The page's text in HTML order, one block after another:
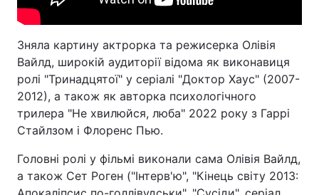
Зняла картину актрорка та режисерка Олівія
Вайлд, широкій аудиторії відома як виконавиця
ролі "Тринадцятої" у серіалі "Доктор Хаус" (2007-
2012), а також як авторка психологічного
трилера "Не хвилюйся, люба" 2022 року з Гаррі
Стайлзом і Флоренс Пью.
Головні ролі у фільмі виконали сама Олівія Вайлд,
а також Сет Роген ("Інтерв'ю", "Кінець світу 2013: